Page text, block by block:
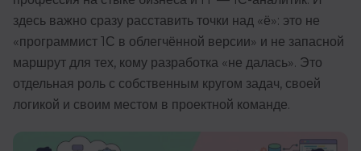
здесь важно сразу расставить точки над «ё»: это не
«программист 1С в облегчённой версии» и не запасной
маршрут для тех, кому разработка «не далась». Это
отдельная роль с собственным кругом задач, своей
логикой и своим местом в проектной команде.
Детям
Акции и промокоды
Рейтинг онлайн-школ